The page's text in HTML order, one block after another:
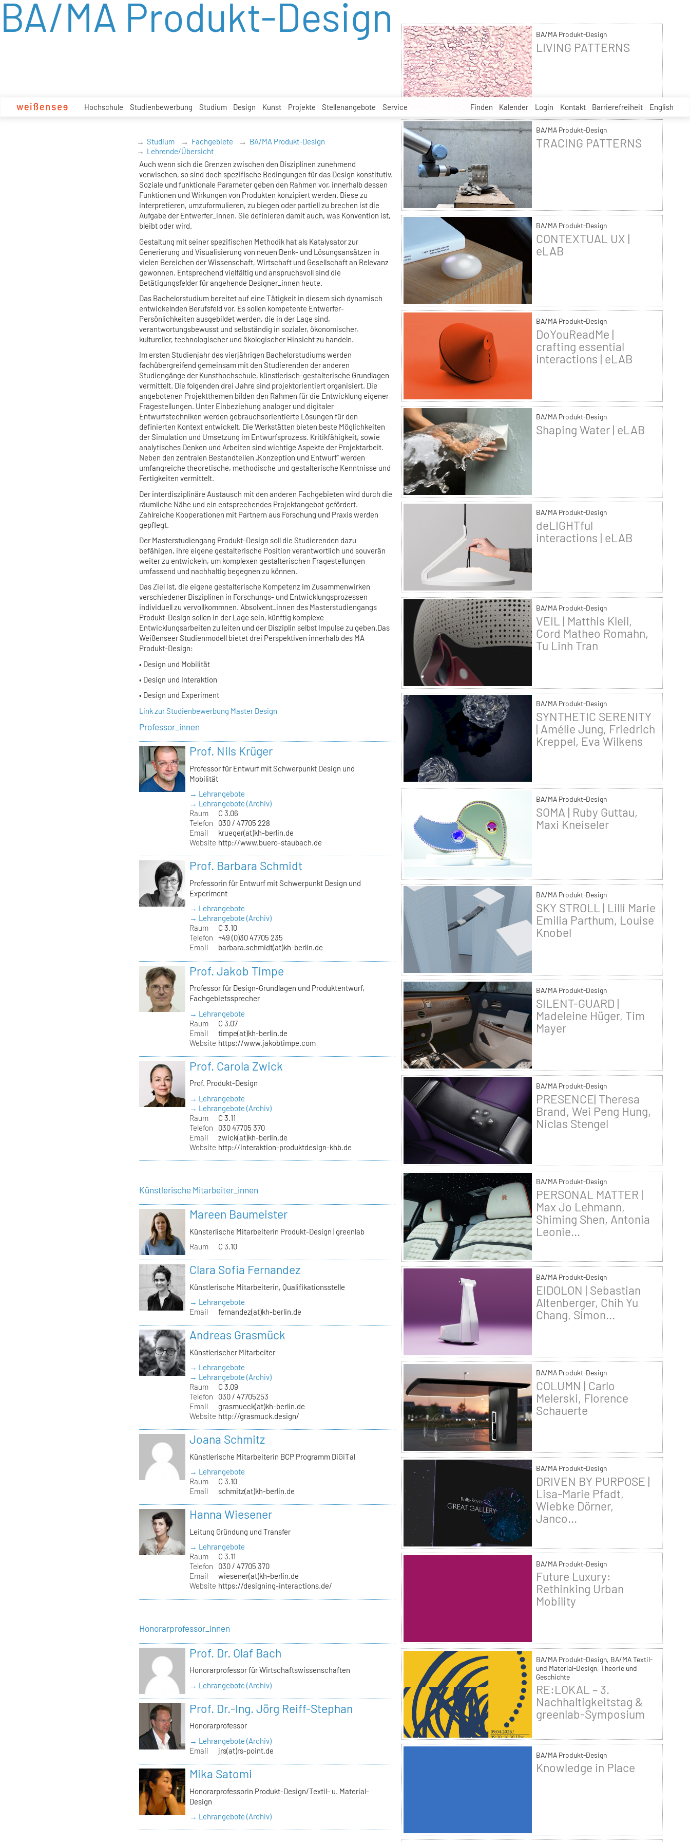
zum
Inhalt
Hochschule Studienbewerbung Studium Design Kunst Projekte Stellenangebote Service Finden Kalender Login Kontakt Barrierefreiheit English
BA/MA Produkt-Design
Studium Fachgebiete
BA/MA Produkt-Design
Lehrende/Übersicht
Auch wenn sich die Grenzen zwischen den Disziplinen zunehmend
verwischen, so sind doch spezifische Bedingungen für das Design konstitutiv.
Soziale und funktionale Parameter geben den Rahmen vor, innerhalb dessen
Funktionen und Wirkungen von Produkten konzipiert werden. Diese zu
interpretieren, umzuformulieren, zu biegen oder partiell zu brechen ist die
Aufgabe der Entwerfer_innen. Sie definieren damit auch, was Konvention ist,
bleibt oder wird.
Gestaltung mit seiner spezifischen Methodik hat als Katalysator zur
Generierung und Visualisierung von neuen Denk- und Lösungsansätzen in
vielen Bereichen der Wissenschaft, Wirtschaft und Gesellschaft an Relevanz
gewonnen. Entsprechend vielfältig und anspruchsvoll sind die
Betätigungsfelder für angehende Designer_innen heute.
Das Bachelorstudium bereitet auf eine Tätigkeit in diesem sich dynamisch
entwickelnden Berufsfeld vor. Es sollen kompetente Entwerfer-
Persönlichkeiten ausgebildet werden, die in der Lage sind,
verantwortungsbewusst und selbständig in sozialer, ökonomischer,
kultureller, technologischer und ökologischer Hinsicht zu handeln.
Im ersten Studienjahr des vierjährigen Bachelorstudiums werden
fachübergreifend gemeinsam mit den Studierenden der anderen
Studiengänge der Kunsthochschule, künstlerisch-gestalterische Grundlagen
vermittelt. Die folgenden drei Jahre sind projektorientiert organisiert. Die
angebotenen Projektthemen bilden den Rahmen für die Entwicklung eigener
Fragestellungen. Unter Einbeziehung analoger und digitaler
Entwurfstechniken werden gebrauchsorientierte Lösungen für den
definierten Kontext entwickelt. Die Werkstätten bieten beste Möglichkeiten
der Simulation und Umsetzung im Entwurfsprozess. Kritikfähigkeit, sowie
analytisches Denken und Arbeiten sind wichtige Aspekte der Projektarbeit.
Neben den zentralen Bestandteilen „Konzeption und Entwurf“ werden
umfangreiche theoretische, methodische und gestalterische Kenntnisse und
Fertigkeiten vermittelt.
Der interdisziplinäre Austausch mit den anderen Fachgebieten wird durch die
räumliche Nähe und ein entsprechendes Projektangebot gefördert.
Zahlreiche Kooperationen mit Partnern aus Forschung und Praxis werden
gepflegt.
Der Masterstudiengang Produkt-Design soll die Studierenden dazu
befähigen, ihre eigene gestalterische Position verantwortlich und souverän
weiter zu entwickeln, um komplexen gestalterischen Fragestellungen
umfassend und nachhaltig begegnen zu können.
Das Ziel ist, die eigene gestalterische Kompetenz im Zusammenwirken
verschiedener Disziplinen in Forschungs- und Entwicklungsprozessen
individuell zu vervollkommnen. Absolvent_innen des Masterstudiengangs
Produkt-Design sollen in der Lage sein, künftig komplexe
Entwicklungsarbeiten zu leiten und der Disziplin selbst Impulse zu geben.Das
Weißenseer Studienmodell bietet drei Perspektiven innerhalb des MA
Produkt-Design:
• Design und Mobilität
• Design und Interaktion
• Design und Experiment
Link zur Studienbewerbung Master Design
Professor_innen
Prof. Nils Krüger
Professor für Entwurf mit Schwerpunkt Design und
Mobilität
→ Lehrangebote
→ Lehrangebote (Archiv)
Raum
C 3.06
Telefon
030 / 47705 228
Email
krueger(at)kh-berlin.de
Website http://www.buero-staubach.de
Prof. Barbara Schmidt
Professorin für Entwurf mit Schwerpunkt Design und
Experiment
→ Lehrangebote
→ Lehrangebote (Archiv)
Raum
C 3.10
Telefon
+49 (0)30 47705 235
Email
barbara.schmidt(at)kh-berlin.de
Prof. Jakob Timpe
Professor für Design-Grundlagen und Produktentwurf,
Fachgebietssprecher
→ Lehrangebote
Raum
C 3.07
Email
timpe(at)kh-berlin.de
Website https://www.jakobtimpe.com
Prof. Carola Zwick
Prof. Produkt-Design
→ Lehrangebote
→ Lehrangebote (Archiv)
Raum
C 3.11
Telefon
030 47705 370
Email
zwick(at)kh-berlin.de
Website http://interaktion-produktdesign-khb.de
Künstlerische Mitarbeiter_innen
Mareen Baumeister
Künsterlische Mitarbeiterin Produkt-Design | greenlab
Raum
C 3.10
Clara Sofia Fernandez
Künstlerische Mitarbeiterin, Qualifikationsstelle
→ Lehrangebote
Email
fernandez(at)kh-berlin.de
Andreas Grasmück
Künstlerischer Mitarbeiter
→ Lehrangebote
→ Lehrangebote (Archiv)
Raum
C 3.09
Telefon
030 / 47705253
Email
grasmueck(at)kh-berlin.de
Website http://grasmuck.design/
Joana Schmitz
Künstlerische Mitarbeiterin BCP Programm DiGiTal
→ Lehrangebote
Raum
C 3.10
Email
schmitz(at)kh-berlin.de
Hanna Wiesener
Leitung Gründung und Transfer
→ Lehrangebote
Raum
C 3.11
Telefon
030 / 47705 370
Email
wiesener(at)kh-berlin.de
Website https://designing-interactions.de/
Honorarprofessor_innen
Prof. Dr. Olaf Bach
Honorarprofessor für Wirtschaftswissenschaften
→ Lehrangebote (Archiv)
Prof. Dr.-Ing. Jörg Reiff-Stephan
Honorarprofessor
→ Lehrangebote (Archiv)
Email
jrs(at)rs-point.de
Mika Satomi
Honorarprofessorin Produkt-Design/Textil- u. Material-
Design
→ Lehrangebote (Archiv)
BA/MA Produkt-Design
LIVING PATTERNS
BA/MA Produkt-Design
TRACING PATTERNS
BA/MA Produkt-Design
CONTEXTUAL UX |
eLAB
BA/MA Produkt-Design
DoYouReadMe |
crafting essential
interactions | eLAB
BA/MA Produkt-Design
Shaping Water | eLAB
BA/MA Produkt-Design
deLIGHTful
interactions | eLAB
BA/MA Produkt-Design
VEIL | Matthis Kleil,
Cord Matheo Romahn,
Tu Linh Tran
BA/MA Produkt-Design
SYNTHETIC SERENITY
| Amélie Jung, Friedrich
Kreppel, Eva Wilkens
BA/MA Produkt-Design
SOMA | Ruby Guttau,
Maxi Kneiseler
BA/MA Produkt-Design
SKY STROLL | Lilli Marie
Emilia Parthum, Louise
Knobel
BA/MA Produkt-Design
SILENT-GUARD |
Madeleine Hüger, Tim
Mayer
BA/MA Produkt-Design
PRESENCE| Theresa
Brand, Wei Peng Hung,
Niclas Stengel
BA/MA Produkt-Design
PERSONAL MATTER |
Max Jo Lehmann,
Shiming Shen, Antonia
Leonie...
BA/MA Produkt-Design
EIDOLON | Sebastian
Altenberger, Chih Yu
Chang, Simon...
BA/MA Produkt-Design
COLUMN | Carlo
Melerski, Florence
Schauerte
BA/MA Produkt-Design
DRIVEN BY PURPOSE |
Lisa-Marie Pfadt,
Wiebke Dörner,
Janco...
BA/MA Produkt-Design
Future Luxury:
Rethinking Urban
Mobility
BA/MA Produkt-Design, BA/MA Textil-
und Material-Design, Theorie und
Geschichte
RE:LOKAL – 3.
Nachhaltigkeitstag &
greenlab-Symposium
BA/MA Produkt-Design
Knowledge in Place